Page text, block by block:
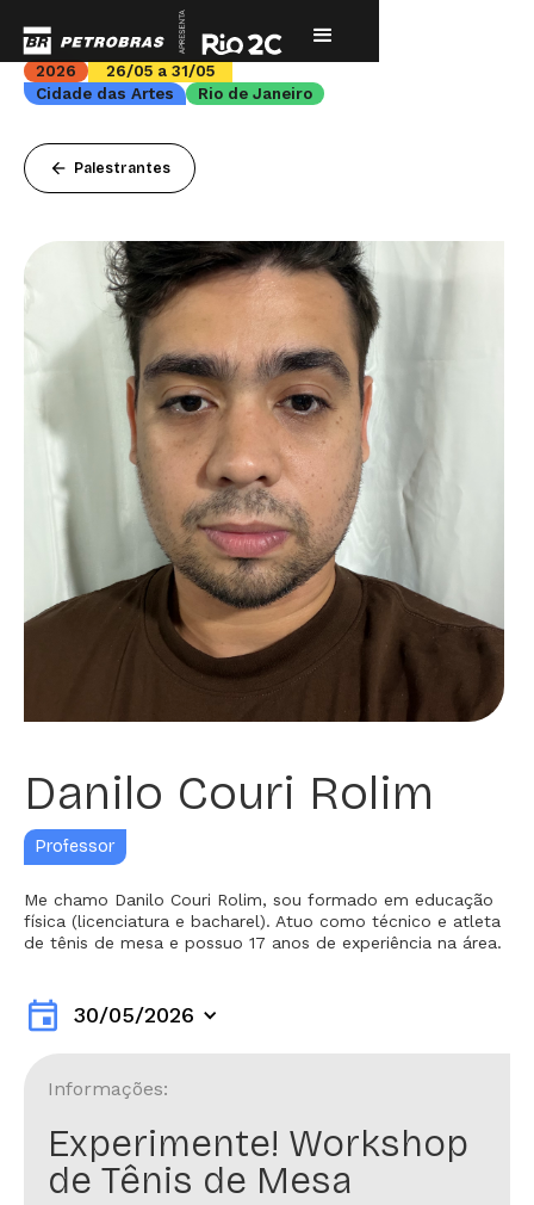
2026
26/05 a 31/05
Cidade das Artes
Rio de Janeiro
arrow_back Palestrantes
Danilo Couri Rolim
Professor
Me chamo Danilo Couri Rolim, sou formado em educação
física (licenciatura e bacharel). Atuo como técnico e atleta
de tênis de mesa e possuo 17 anos de experiência na área.
event 30/05/2026
Informações:
Experimente! Workshop
de Tênis de Mesa